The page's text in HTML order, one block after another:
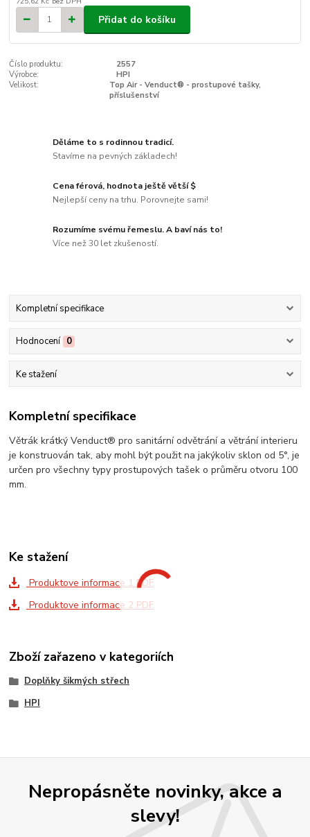
Přidat do košíku
Číslo produktu:
2557
Výrobce:
HPI
Velikost:
Top Air - Venduct® - prostupové tašky,
příslušenství
Děláme to s rodinnou tradicí.
Stavíme na pevných základech!
Cena férová, hodnota ještě větší $
Nejlepší ceny na trhu. Porovnejte sami!
Rozumíme svému řemeslu. A baví nás to!
Více než 30 let zkušeností.
Kompletní specifikace
Hodnocení 0
Ke stažení
Kompletní specifikace
Větrák krátký Venduct® pro sanitární odvětrání a větrání interieru
je konstruován tak, aby mohl být použit na jakýkoliv sklon od 5°, je
určen pro všechny typy prostupových tašek o průměru otvoru 100
mm.
Ke stažení
Produktove informace 1 PDF
Produktove informace 2 PDF
Zboží zařazeno v kategoriích
Doplňky šikmých střech
HPI
Nepropásněte novinky, akce a
slevy!